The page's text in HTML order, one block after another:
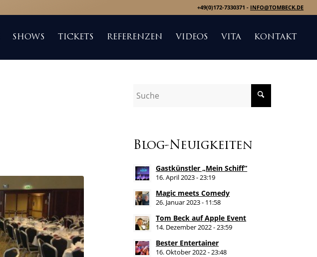
+49(0)172-7330371 - INFO@TOMBECK.DE
SHOWS TICKETS REFERENZEN VIDEOS VITA KONTAKT
Blog-Neuigkeiten
Gastkünstler „Mein Schiff“
16. April 2023 - 23:19
Magic meets Comedy
26. Januar 2023 - 11:58
Tom Beck auf Apple Event
14. Dezember 2022 - 23:59
Bester Entertainer
16. Oktober 2022 - 23:48